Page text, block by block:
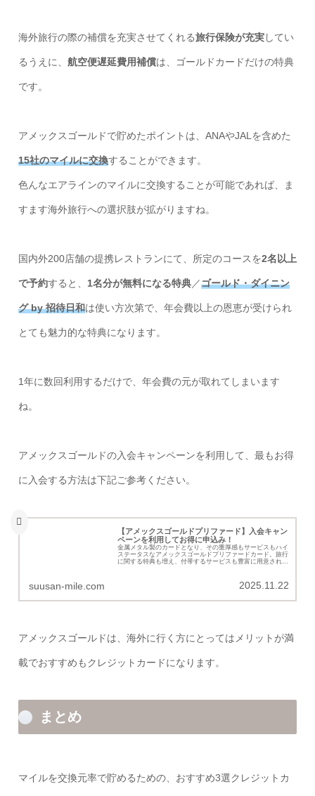
海外旅行の際の補償を充実させてくれる旅行保険が充実してい
るうえに、 航空便遅延費用補償は、ゴールドカードだけの特典
です。
アメックスゴールドで貯めたポイントは、ANAやJALを含めた
15社のマイルに交換することができます。
色んなエアラインのマイルに交換することが可能であれば、ま
すます海外旅行への選択肢が拡がりますね。
国内外200店舗の提携レストランにて、所定のコースを2名以上
で予約すると、 1名分が無料になる特典／ゴールド・ダイニン
グ by 招待日和は使い方次第で、年会費以上の恩恵が受けられ
とても魅力的な特典になります。
1年に数回利用するだけで、年会費の元が取れてしまいます
ね。
アメックスゴールドの入会キャンペーンを利用して、最もお得
に入会する方法は下記ご参考ください。
【アメックスゴールドプリファード】入会キャン
ペーンを利用してお得に申込み！
金属メタル製のカードとなり、その重厚感もサービスもハイ
ステータスなアメックスゴールドプリファードカード。旅行
に関する特典も増え、付帯するサービスも豊富に用意されて
suusan-mile.com 2025.11.22
アメックスゴールドは、海外に行く方にとってはメリットが満
載でおすすめもクレジットカードになります。
まとめ
マイルを交換元率で貯めるための、おすすめ3選クレジットカ